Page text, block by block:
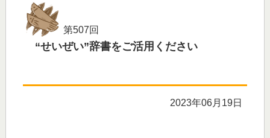
第507回
“せいぜい”辞書をご活用ください
2023年06月19日